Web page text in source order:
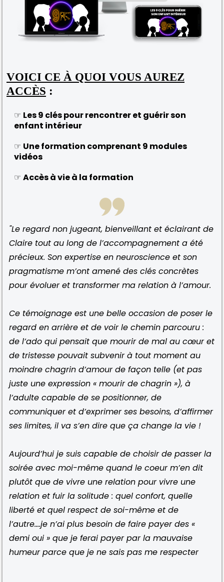
VOICI CE À QUOI VOUS AUREZ
ACCÈS :
☞ Les 9 clés pour rencontrer et guérir son
enfant intérieur
☞ Une formation comprenant 9 modules
vidéos
☞ Accès à vie à la formation
"Le regard non jugeant, bienveillant et éclairant de
Claire tout au long de l’accompagnement a été
précieux. Son expertise en neuroscience et son
pragmatisme m’ont amené des clés concrètes
pour évoluer et transformer ma relation à l’amour.
Ce témoignage est une belle occasion de poser le
regard en arrière et de voir le chemin parcouru :
de l’ado qui pensait que mourir de mal au cœur et
de tristesse pouvait subvenir à tout moment au
moindre chagrin d’amour de façon telle (et pas
juste une expression « mourir de chagrin »), à
l’adulte capable de se positionner, de
communiquer et d’exprimer ses besoins, d’affirmer
ses limites, il va s’en dire que ça change la vie !
Aujourd’hui je suis capable de choisir de passer la
soirée avec moi-même quand le coeur m’en dit
plutôt que de vivre une relation pour vivre une
relation et fuir la solitude : quel confort, quelle
liberté et quel respect de soi-même et de
l’autre….je n’ai plus besoin de faire payer des «
demi oui » que je ferai payer par la mauvaise
humeur parce que je ne sais pas me respecter